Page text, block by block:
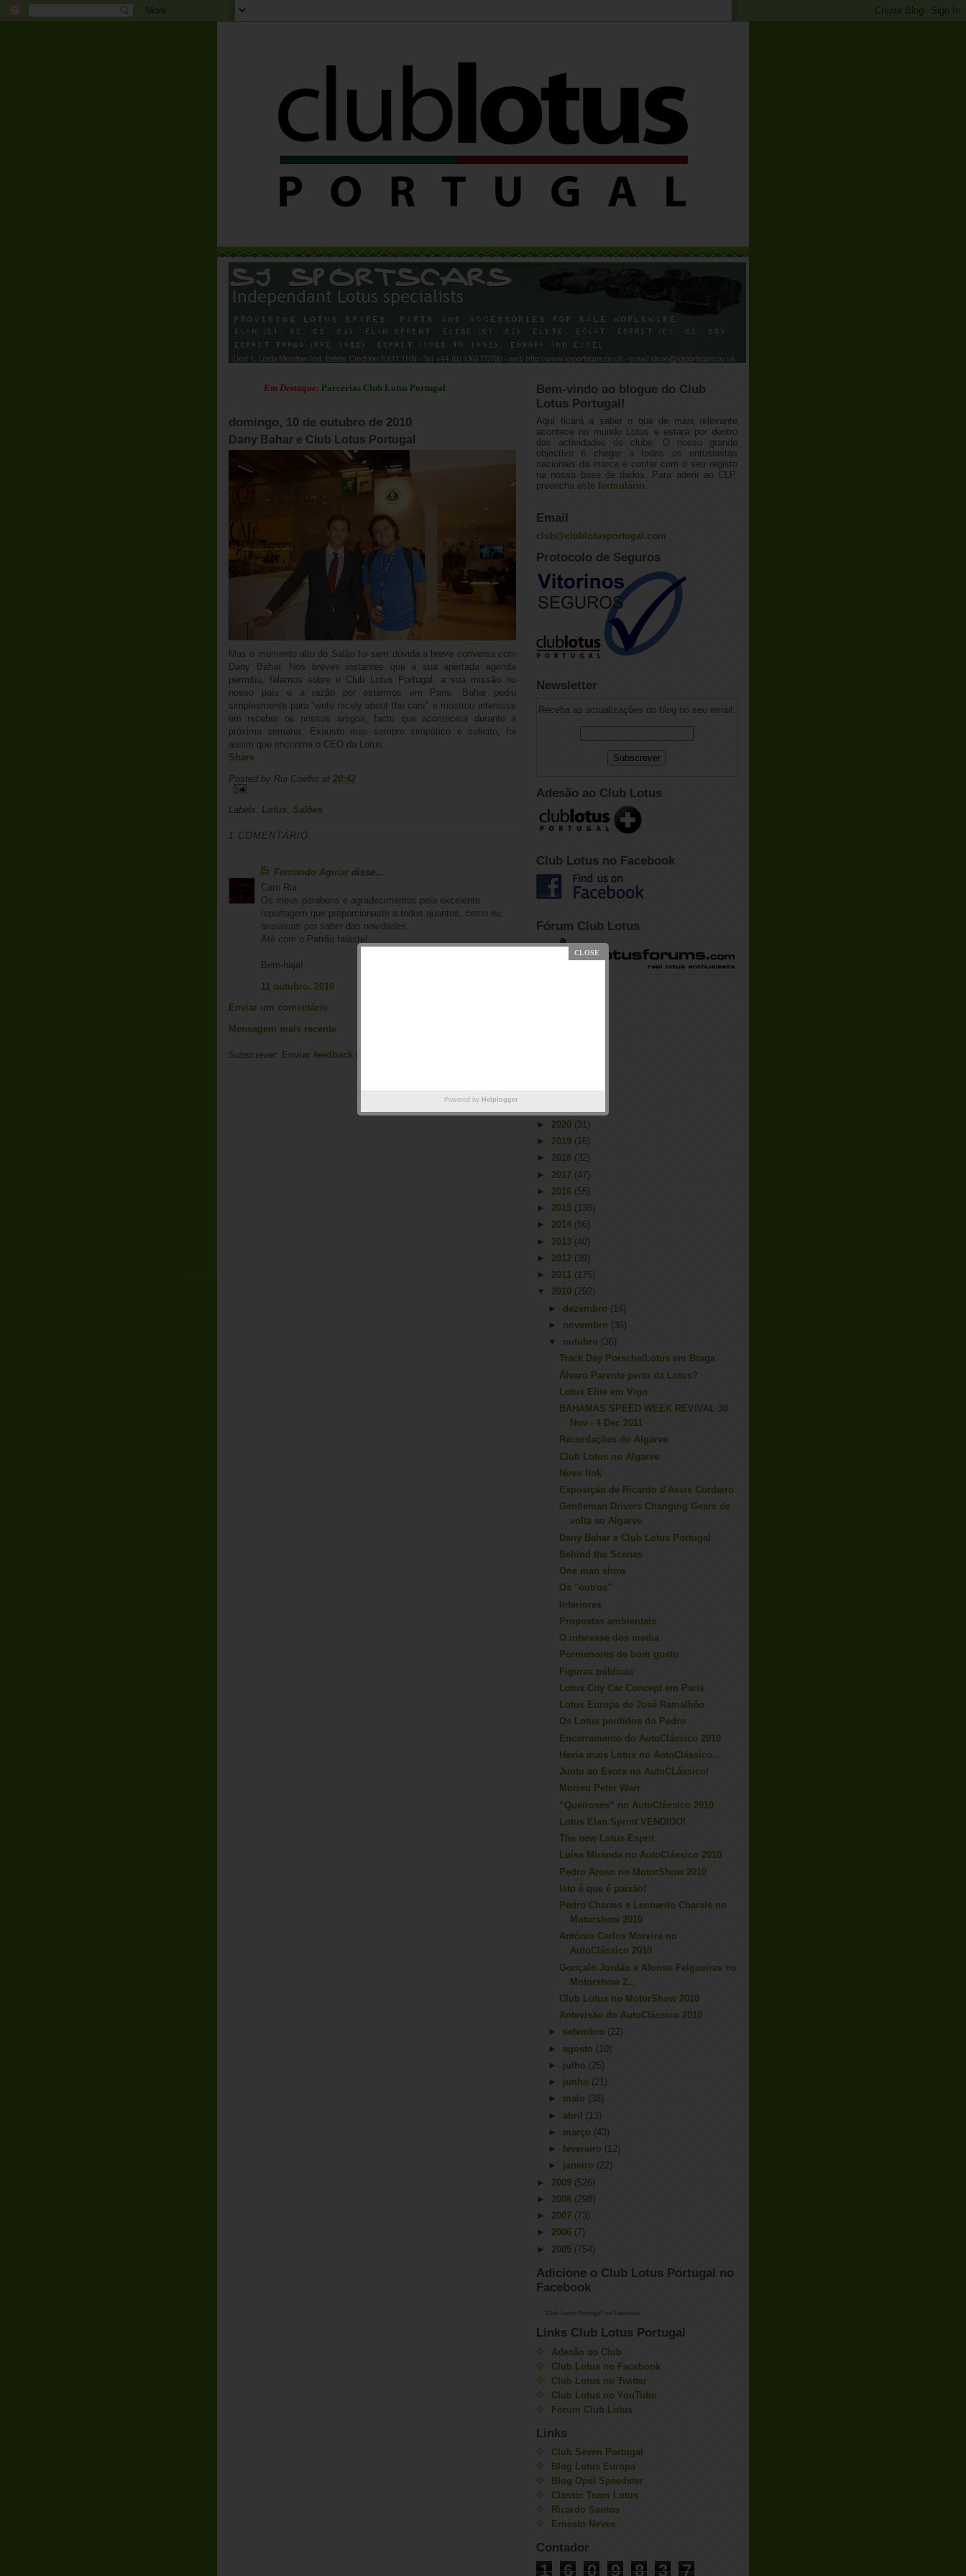
Em Destaque:Parcerias Club Lotus Portugal
domingo, 10 de outubro de 2010
Dany Bahar e Club Lotus Portugal
Mas o momento alto do Salão foi sem dúvida a breve conversa com
Dany Bahar. Nos breves instantes que a sua apertada agenda
permitiu, falamos sobre o Club Lotus Portugal, a sua missão no
nosso país e a razão por estarmos em Paris. Bahar pediu
simplesmente para "write nicely about the cars" e mostrou interesse
em receber os nossos artigos, facto que acontecerá durante a
próxima semana. Exausto mas sempre simpático e solicito, foi
assim que encontrei o CEO da Lotus.
Share
Posted by Rui Coelho at 20:42
Labels: Lotus Salões
1 COMENTÁRIO:
Fernando Aguiardisse...
Caro Rui,
Os meus parabéns e agradecimentos pela excelente
reportagem que proporcionaste a todos quantos, como eu,
ansiavam por saber das novidades.
Até com o Patrão falaste!
Bem-haja!
11 outubro, 2010
Enviar um comentário
Mensagem mais recente
Subscrever: Enviar feedback (Atom)
Bem-vindo ao blogue do Club
Lotus Portugal!
Aqui ficará a saber o que de mais relevante
acontece no mundo Lotus e estará por dentro
das actividades do clube. O nosso grande
objectivo é chegar a todos os entusiastas
nacionais da marca e contar com o seu registo
na nossa base de dados. Para aderir ao CLP,
preencha este formulário.
Email
club@clublotusportugal.com
Powered by Helplogger
Protocolo de Seguros
Newsletter
Receba as actualizações do blog no seu email:
Adesão ao Club Lotus
Club Lotus no Facebook
Fórum Club Lotus
► 2020 (31)
► 2019 (16)
► 2018 (32)
► 2017 (47)
► 2016 (55)
► 2015 (138)
► 2014 (86)
► 2013 (40)
► 2012 (39)
► 2011 (175)
▼ 2010 (292)
► dezembro (14)
► novembro (36)
▼ outubro (36)
Track Day Porsche/Lotus em Braga
Álvaro Parente perto da Lotus?
Lotus Elite em Vigo
BAHAMAS SPEED WEEK REVIVAL 30
Nov - 4 Dec 2011
Recordações do Algarve
Club Lotus no Algarve
Novo link
Exposição de Ricardo d'Assis Cordeiro
Gentleman Drivers Changing Gears de
volta ao Algarve
Dany Bahar e Club Lotus Portugal
Behind the Scenes
One man show
Os "outros"
Interiores
Propostas ambientais
O interesse dos media
Pormenores de bom gosto
Figuras públicas
Lotus City Car Concept em Paris
Lotus Europa de José Ramalhão
Os Lotus perdidos do Pedro
Encerramento do AutoClássico 2010
Havia mais Lotus no AutoClássico…
Junto ao Evora no AutoCLássico!
Morreu Peter Warr
“Queiroses” no AutoClássico 2010
Lotus Elan Sprint VENDIDO!
The new Lotus Esprit
Luísa Miranda no AutoClássico 2010
Pedro Aroso no MotorShow 2010
Isto é que é paixão!
Pedro Charais e Leonardo Charais no
Motorshow 2010
António Carlos Moreira no
AutoClássico 2010
Gonçalo Jordão e Afonso Felgueiras no
Motorshow 2...
Club Lotus no MotorShow 2010
Antevisão do AutoClássico 2010
► setembro (22)
► agosto (10)
► julho (25)
► junho (21)
► maio (38)
► abril (13)
► março (43)
► fevereiro (12)
► janeiro (22)
► 2009 (526)
► 2008 (298)
► 2007 (73)
► 2006 (7)
► 2005 (754)
Adicione o Club Lotus Portugal no
Facebook
"Club Lotus Portugal" on Facebook
Links Club Lotus Portugal
Adesão ao Club
Club Lotus no Facebook
Club Lotus no Twitter
Club Lotus no YouTube
Fórum Club Lotus
Links
Club Seven Portugal
Blog Lotus Europa
Blog Opel Speedster
Classic Team Lotus
Ricardo Santos
Ernesto Neves
Contador
1 6 0 9 8 3 7